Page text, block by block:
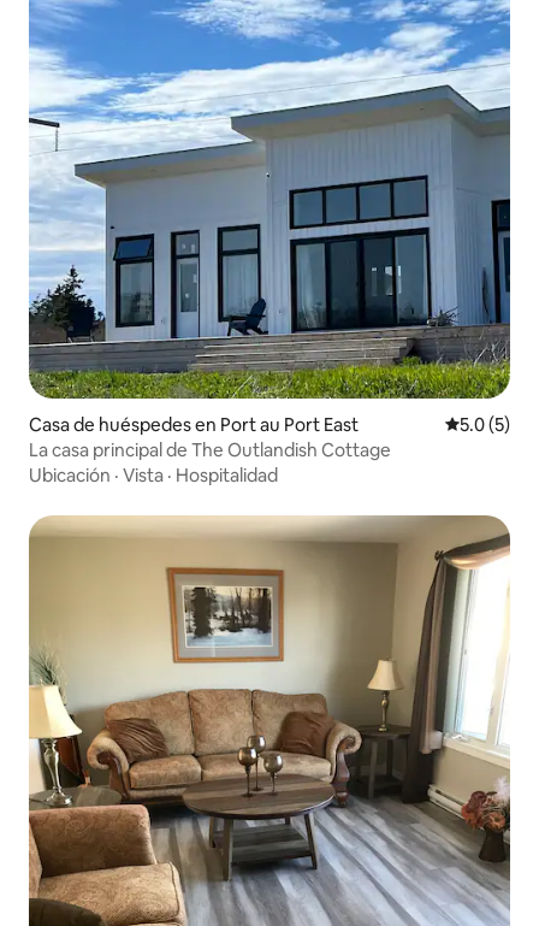
Casa de huéspedes en Port au Port East
5.0 (5)
La casa principal de The Outlandish Cottage
Ubicación · Vista · Hospitalidad